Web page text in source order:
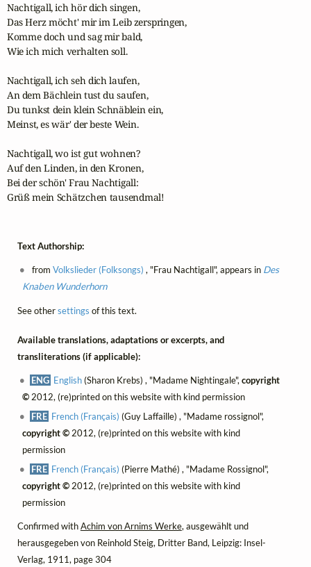
Nachtigall, ich hör dich singen,
Das Herz möcht' mir im Leib zerspringen,
Komme doch und sag mir bald,
Wie ich mich verhalten soll.
Nachtigall, ich seh dich laufen,
An dem Bächlein tust du saufen,
Du tunkst dein klein Schnäblein ein,
Meinst, es wär' der beste Wein.
Nachtigall, wo ist gut wohnen?
Auf den Linden, in den Kronen,
Bei der schön' Frau Nachtigall:
Grüß mein Schätzchen tausendmal!
Text Authorship:
from Volkslieder (Folksongs) , "Frau Nachtigall", appears in Des
Knaben Wunderhorn
See othersettings of this text.
Available translations, adaptations or excerpts, and
transliterations (if applicable):
ENG English(Sharon Krebs) , "Madame Nightingale",copyright
©2012, (re)printed on this website with kind permission
FRE French (Français) (Guy Laffaille) , "Madame rossignol",
copyright ©2012, (re)printed on this website with kind
permission
FRE French (Français) (Pierre Mathé) , "Madame Rossignol",
copyright ©2012, (re)printed on this website with kind
permission
Confirmed withAchim von Arnims Werke, ausgewählt und
herausgegeben von Reinhold Steig, Dritter Band, Leipzig: Insel-
Verlag, 1911, page 304